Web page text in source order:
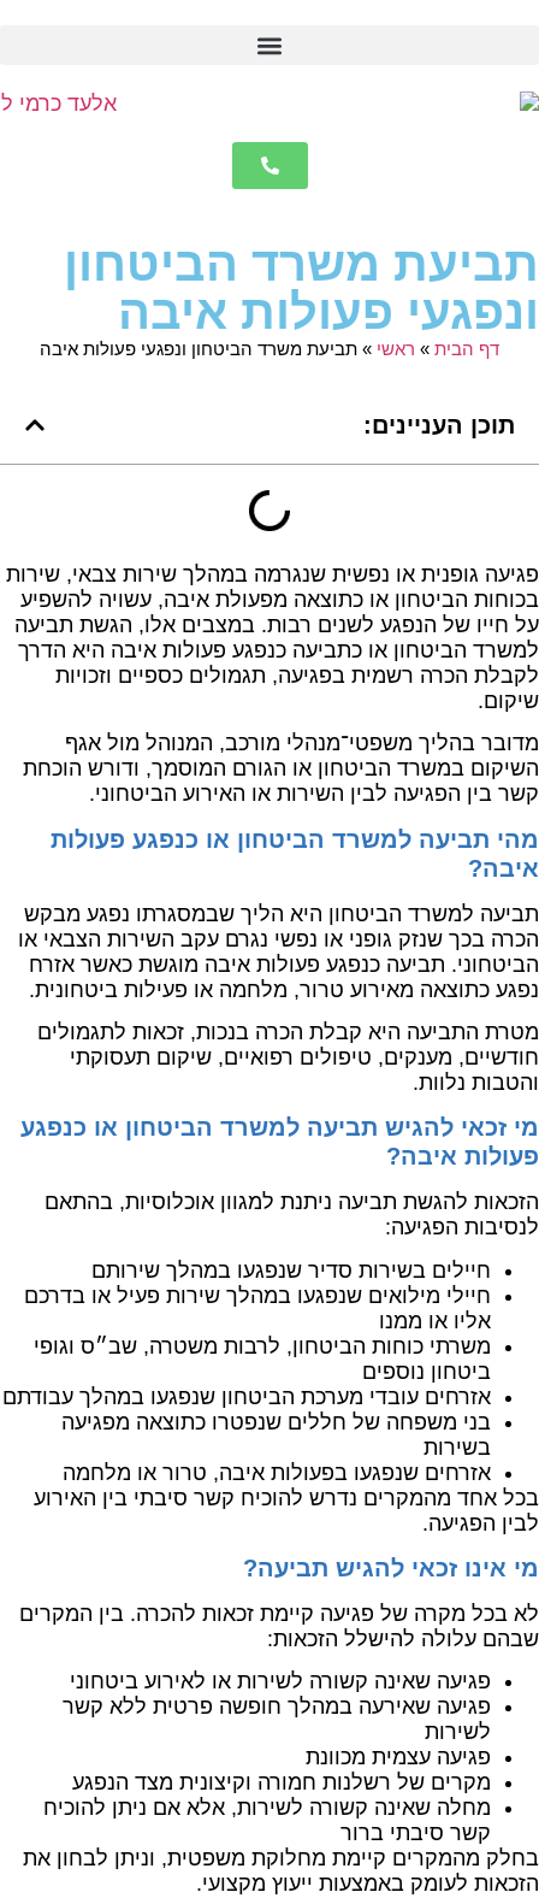
תביעת משרד הביטחון
ונפגעי פעולות איבה
דף הבית » ראשי » תביעת משרד הביטחון ונפגעי פעולות איבה
תוכן העניינים:
פגיעה גופנית או נפשית שנגרמה במהלך שירות צבאי, שירות
בכוחות הביטחון או כתוצאה מפעולת איבה, עשויה להשפיע
על חייו של הנפגע לשנים רבות. במצבים אלו, הגשת תביעה
למשרד הביטחון או כתביעה כנפגע פעולות איבה היא הדרך
לקבלת הכרה רשמית בפגיעה, תגמולים כספיים וזכויות
שיקום.
מדובר בהליך משפטי־מנהלי מורכב, המנוהל מול אגף
השיקום במשרד הביטחון או הגורם המוסמך, ודורש הוכחת
קשר בין הפגיעה לבין השירות או האירוע הביטחוני.
מהי תביעה למשרד הביטחון או כנפגע פעולות
איבה?
תביעה למשרד הביטחון היא הליך שבמסגרתו נפגע מבקש
הכרה בכך שנזק גופני או נפשי נגרם עקב השירות הצבאי או
הביטחוני. תביעה כנפגע פעולות איבה מוגשת כאשר אזרח
נפגע כתוצאה מאירוע טרור, מלחמה או פעילות ביטחונית.
מטרת התביעה היא קבלת הכרה בנכות, זכאות לתגמולים
חודשיים, מענקים, טיפולים רפואיים, שיקום תעסוקתי
והטבות נלוות.
מי זכאי להגיש תביעה למשרד הביטחון או כנפגע
פעולות איבה?
הזכאות להגשת תביעה ניתנת למגוון אוכלוסיות, בהתאם
לנסיבות הפגיעה:
חיילים בשירות סדיר שנפגעו במהלך שירותם
חיילי מילואים שנפגעו במהלך שירות פעיל או בדרכם
אליו או ממנו
משרתי כוחות הביטחון, לרבות משטרה, שב״ס וגופי
ביטחון נוספים
אזרחים עובדי מערכת הביטחון שנפגעו במהלך עבודתם
בני משפחה של חללים שנפטרו כתוצאה מפגיעה
בשירות
אזרחים שנפגעו בפעולות איבה, טרור או מלחמה
בכל אחד מהמקרים נדרש להוכיח קשר סיבתי בין האירוע
לבין הפגיעה.
מי אינו זכאי להגיש תביעה?
לא בכל מקרה של פגיעה קיימת זכאות להכרה. בין המקרים
שבהם עלולה להישלל הזכאות:
פגיעה שאינה קשורה לשירות או לאירוע ביטחוני
פגיעה שאירעה במהלך חופשה פרטית ללא קשר
לשירות
פגיעה עצמית מכוונת
מקרים של רשלנות חמורה וקיצונית מצד הנפגע
מחלה שאינה קשורה לשירות, אלא אם ניתן להוכיח
קשר סיבתי ברור
בחלק מהמקרים קיימת מחלוקת משפטית, וניתן לבחון את
הזכאות לעומק באמצעות ייעוץ מקצועי.